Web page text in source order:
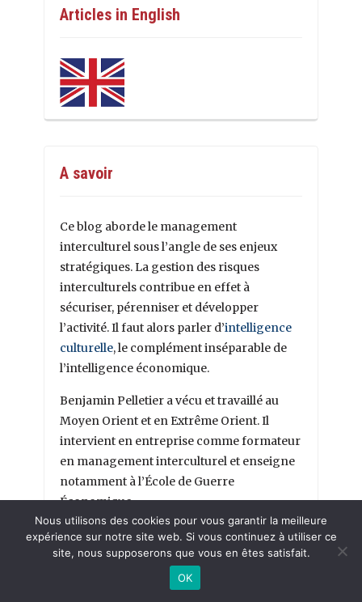
Articles in English
A savoir
Ce blog aborde le management
interculturel sous l’angle de ses enjeux
stratégiques. La gestion des risques
interculturels contribue en effet à
sécuriser, pérenniser et développer
l’activité. Il faut alors parler d’intelligence
culturelle, le complément inséparable de
l’intelligence économique.
Benjamin Pelletier a vécu et travaillé au
Moyen Orient et en Extrême Orient. Il
intervient en entreprise comme formateur
en management interculturel et enseigne
notamment à l’École de Guerre
Économique.
Les articles publiés ici sont en accès libre. Ils
peuvent être cités mais reprise intégrale
interdite sans autorisation préalable.
Nous utilisons des cookies pour vous garantir la meilleure
expérience sur notre site web. Si vous continuez à utiliser ce
site, nous supposerons que vous en êtes satisfait.
OK